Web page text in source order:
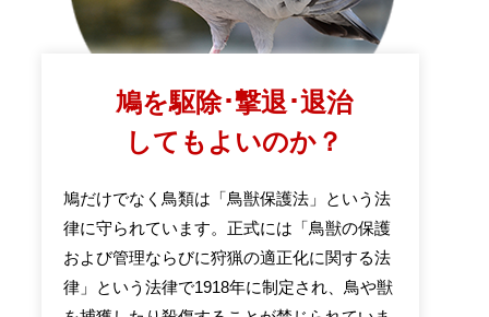
鳩を駆除･撃退･退治
してもよいのか？
鳩だけでなく鳥類は「鳥獣保護法」という法
律に守られています。正式には「鳥獣の保護
および管理ならびに狩猟の適正化に関する法
律」という法律で1918年に制定され、鳥や獣